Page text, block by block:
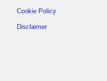
Cookie Policy
Disclaimer